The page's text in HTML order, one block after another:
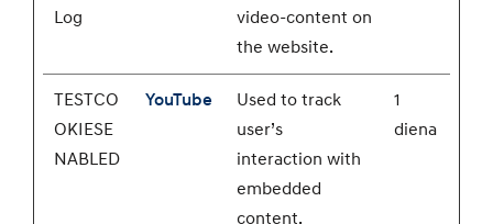
Log
video-content on
the website.
TESTCO
OKIESE
NABLED
YouTube
Used to track
user’s
interaction with
embedded
content.
1
diena